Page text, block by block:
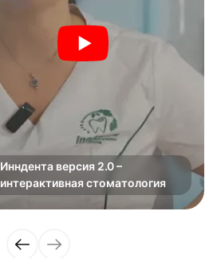
Инндента версия 2.0 –
интерактивная стоматология